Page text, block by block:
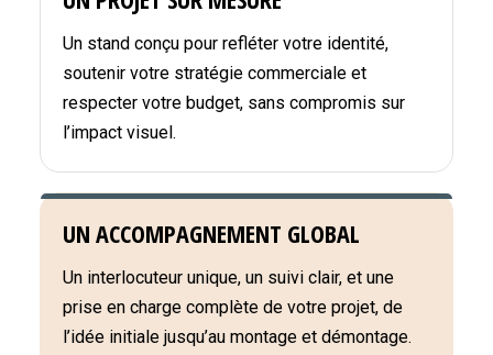
Un stand conçu pour refléter votre identité,
soutenir votre stratégie commerciale et
respecter votre budget, sans compromis sur
l’impact visuel.
UN ACCOMPAGNEMENT GLOBAL
Un interlocuteur unique, un suivi clair, et une
prise en charge complète de votre projet, de
l’idée initiale jusqu’au montage et démontage.